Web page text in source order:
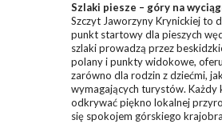
Szlaki piesze – góry na
Szczyt Jaworzyny Krynickiej to
punkt startowy dla pieszych
szlaki prowadzą przez
polany i punkty widokowe,
zarówno dla rodzin z dziećmi,
wymagających turystów. Każdy
odkrywać piękno lokalnej
się spokojem górskiego